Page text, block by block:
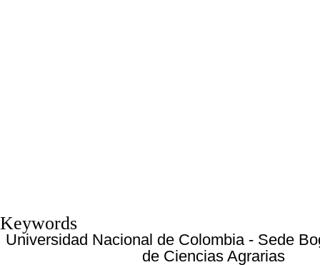
Keywords
Universidad Nacional de Colombia - Sede
de Ciencias Agrarias